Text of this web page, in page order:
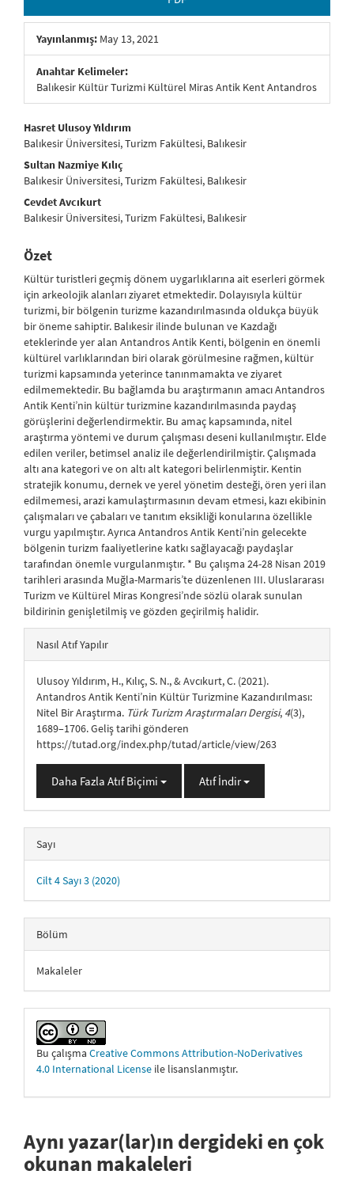
Yayınlanmış: May 13, 2021
Anahtar Kelimeler:
Balıkesir Kültür Turizmi Kültürel Miras Antik Kent Antandros
##plugins.themes.bootstrap3.article.main##
Hasret Ulusoy Yıldırım
Balıkesir Üniversitesi, Turizm Fakültesi, Balıkesir
Sultan Nazmiye Kılıç
Balıkesir Üniversitesi, Turizm Fakültesi, Balıkesir
Cevdet Avcıkurt
Balıkesir Üniversitesi, Turizm Fakültesi, Balıkesir
Özet
Kültür turistleri geçmiş dönem uygarlıklarına ait eserleri görmek
için arkeolojik alanları ziyaret etmektedir. Dolayısıyla kültür
turizmi, bir bölgenin turizme kazandırılmasında oldukça büyük
bir öneme sahiptir. Balıkesir ilinde bulunan ve Kazdağı
eteklerinde yer alan Antandros Antik Kenti, bölgenin en önemli
kültürel varlıklarından biri olarak görülmesine rağmen, kültür
turizmi kapsamında yeterince tanınmamakta ve ziyaret
edilmemektedir. Bu bağlamda bu araştırmanın amacı Antandros
Antik Kenti’nin kültür turizmine kazandırılmasında paydaş
görüşlerini değerlendirmektir. Bu amaç kapsamında, nitel
araştırma yöntemi ve durum çalışması deseni kullanılmıştır. Elde
edilen veriler, betimsel analiz ile değerlendirilmiştir. Çalışmada
altı ana kategori ve on altı alt kategori belirlenmiştir. Kentin
stratejik konumu, dernek ve yerel yönetim desteği, ören yeri ilan
edilmemesi, arazi kamulaştırmasının devam etmesi, kazı ekibinin
çalışmaları ve çabaları ve tanıtım eksikliği konularına özellikle
vurgu yapılmıştır. Ayrıca Antandros Antik Kenti’nin gelecekte
bölgenin turizm faaliyetlerine katkı sağlayacağı paydaşlar
tarafından önemle vurgulanmıştır. * Bu çalışma 24-28 Nisan 2019
tarihleri arasında Muğla-Marmaris’te düzenlenen III. Uluslararası
Turizm ve Kültürel Miras Kongresi’nde sözlü olarak sunulan
bildirinin genişletilmiş ve gözden geçirilmiş halidir.
##plugins.themes.bootstrap3.article.details##
Nasıl Atıf Yapılır
Ulusoy Yıldırım, H., Kılıç, S. N., & Avcıkurt, C. (2021).
Antandros Antik Kenti’nin Kültür Turizmine Kazandırılması:
Nitel Bir Araştırma. Türk Turizm Araştırmaları Dergisi, 4(3),
1689–1706. Geliş tarihi gönderen
https://tutad.org/index.php/tutad/article/view/263
Daha Fazla Atıf Biçimi Atıf İndir
Sayı
Cilt 4 Sayı 3 (2020)
Bölüm
Makaleler
Bu çalışma Creative Commons Attribution-NoDerivatives
4.0 International License ile lisanslanmıştır.
Aynı yazar(lar)ın dergideki en çok
okunan makaleleri